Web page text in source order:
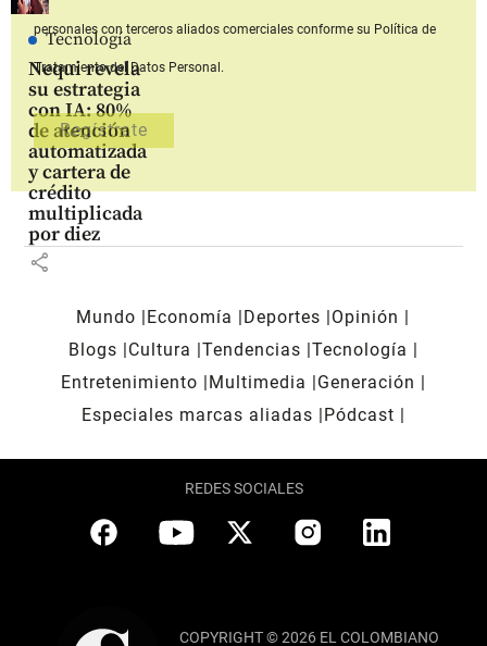
Tecnología
Nequi revela
su estrategia
con IA: 80%
de atención
automatizada
y cartera de
crédito
multiplicada
por diez
share
personales con terceros aliados comerciales conforme su Política de
Tratamiento del Datos Personal.
Mundo Economía Deportes
Opinión
Blogs
Cultura Tendencias Tecnología
Entretenimiento
Multimedia
Generación
Especiales marcas aliadas
Pódcast
REDES SOCIALES
COPYRIGHT © 2026 EL COLOMBIANO